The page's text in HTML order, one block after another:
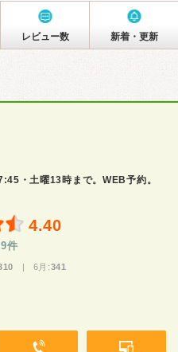
レビュー数 新着・更新
・土曜13時まで。WEB予約。
4.40
件
| 6月:341